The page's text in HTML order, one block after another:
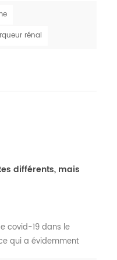
—maya angelou.
dans tous les
rénal
différents, mais
covid-19 dans le
qui a évidemment